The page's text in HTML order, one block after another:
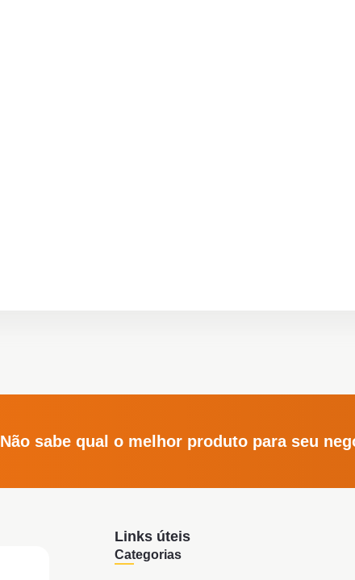
Não sabe qual o melhor produto para seu
Links úteis
Categorias